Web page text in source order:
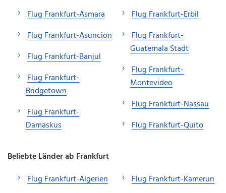
Flug Frankfurt-Asmara
Flug Frankfurt-Asuncion
Flug Frankfurt-Banjul
Flug Frankfurt-
Bridgetown
Flug Frankfurt-
Damaskus
Flug Frankfurt-Erbil
Flug Frankfurt-
Guatemala Stadt
Flug Frankfurt-
Montevideo
Flug Frankfurt-Nassau
Flug Frankfurt-Quito
Beliebte Länder ab Frankfurt
Flug Frankfurt-Algerien
Flug Frankfurt-Kamerun